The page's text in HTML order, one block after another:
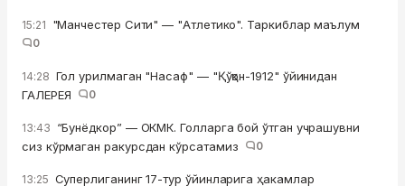
15:21 "Манчестер Сити" — "Атлетико". Таркиблар маълум
0
14:28 Гол урилмаган "Насаф" — "Қўқон-1912" ўйинидан
ГАЛЕРЕЯ
0
13:43 “Бунёдкор” — ОКМК. Голларга бой ўтган учрашувни
сиз кўрмаган ракурсдан кўрсатамиз
0
13:25 Суперлиганинг 17-тур ўйинларига ҳакамлар